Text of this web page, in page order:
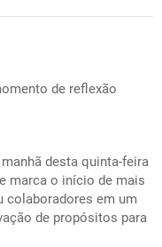
de reflexão
desta quinta-feira
marca o início de mais
colaboradores em um
de propósitos para